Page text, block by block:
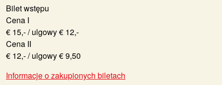
Bilet wstępu
Cena I
€ 15,- / ulgowy € 12,-
Cena II
€ 12,- / ulgowy € 9,50
Informacje o zakupionych biletach